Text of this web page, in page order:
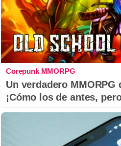
Corepunk MMORPG
Un verdadero
¡Cómo los de antes,